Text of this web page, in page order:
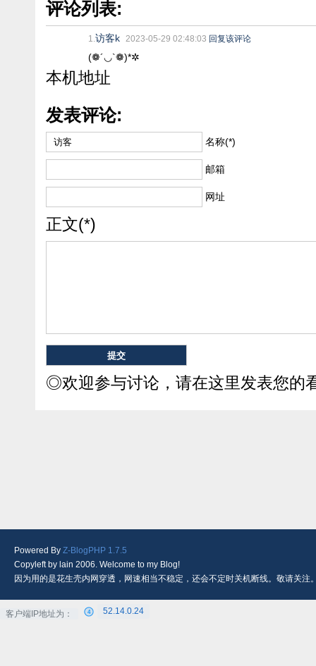
评论列表:
1.访客k 2023-05-29 02:48:03 回复该评论
(❁´◡`❁)*✲
本机地址
发表评论:
名称(*)
邮箱
网址
正文(*)
◎欢迎参与讨论，请在这里发表您的
Powered By Z-BlogPHP 1.7.5
Copyleft by lain 2006. Welcome to my Blog!
因为用的是花生壳内网穿透，网速相当不稳定，还会不定时关机断线。敬请关注
客户端IP地址为： 4 52.14.0.24